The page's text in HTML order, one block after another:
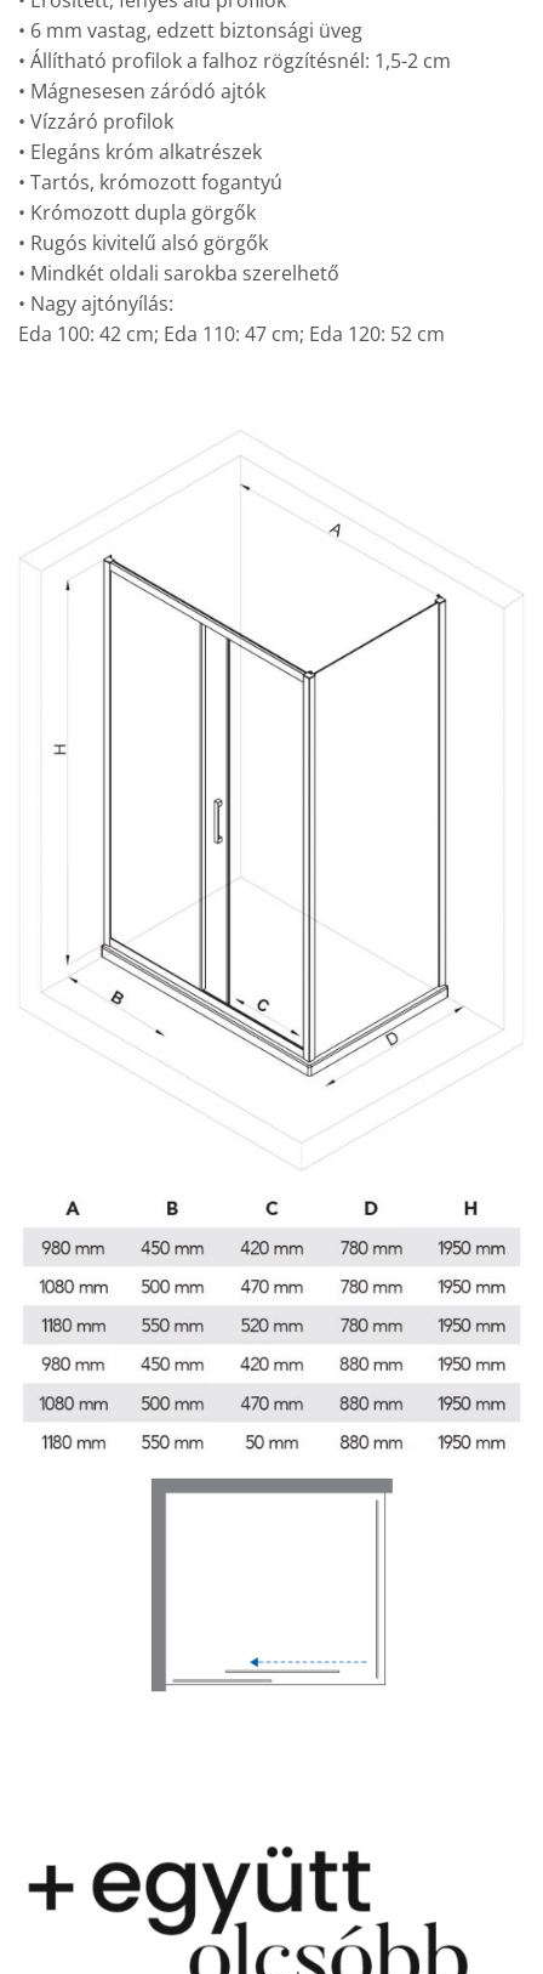
• 6 mm vastag, edzett biztonsági üveg
• Állítható profilok a falhoz rögzítésnél: 1,5-2 cm
• Mágnesesen záródó ajtók
• Vízzáró profilok
• Elegáns króm alkatrészek
• Tartós, krómozott fogantyú
• Krómozott dupla görgők
• Rugós kivitelű alsó görgők
• Mindkét oldali sarokba szerelhető
• Nagy ajtónyílás:
Eda 100: 42 cm; Eda 110: 47 cm; Eda 120: 52 cm